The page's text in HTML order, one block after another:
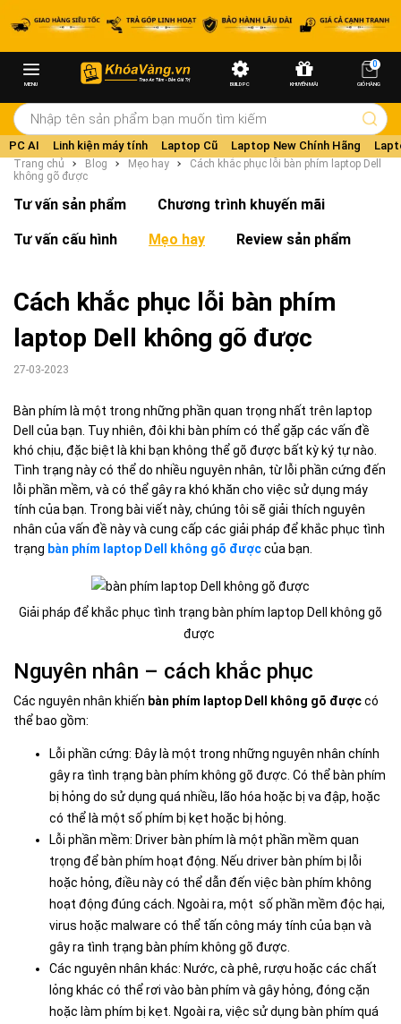
MENU BUILD PC KHUYẾN MÃI
0
GIỎ HÀNG
PC AI Linh kiện máy tính Laptop Cũ Laptop New Chính Hãng
Trang chủ Blog Mẹo hay
Cách khắc phục lỗi bàn phím laptop Dell
không gõ được
Tư vấn sản phẩm Chương trình khuyến mãi
Tư vấn cấu hình Mẹo hay Review sản phẩm
Cách khắc phục lỗi bàn phím
laptop Dell không gõ được
27-03-2023
Bàn phím là một trong những phần quan trọng nhất trên laptop
Dell của bạn. Tuy nhiên, đôi khi bàn phím có thể gặp các vấn đề
khó chịu, đặc biệt là khi bạn không thể gõ được bất kỳ ký tự nào.
Tình trạng này có thể do nhiều nguyên nhân, từ lỗi phần cứng đến
lỗi phần mềm, và có thể gây ra khó khăn cho việc sử dụng máy
tính của bạn. Trong bài viết này, chúng tôi sẽ giải thích nguyên
nhân của vấn đề này và cung cấp các giải pháp để khắc phục tình
trạng bàn phím laptop Dell không gõ đượccủa bạn.
Giải pháp để khắc phục tình trạng bàn phím laptop Dell không gõ
được​​
Nguyên nhân – cách khắc phục
Các nguyên nhân khiến bàn phím laptop Dell không gõ đượccó
thể bao gồm:
Lỗi phần cứng: Đây là một trong những nguyên nhân chính
gây ra tình trạng bàn phím không gõ được. Có thể bàn phím
bị hỏng do sử dụng quá nhiều, lão hóa hoặc bị va đập, hoặc
có thể là một số phím bị kẹt hoặc bị hỏng.
Lỗi phần mềm: Driver bàn phím là một phần mềm quan
trọng để bàn phím hoạt động. Nếu driver bàn phím bị lỗi
hoặc hỏng, điều này có thể dẫn đến việc bàn phím không
hoạt động đúng cách. Ngoài ra, một số phần mềm độc hại,
virus hoặc malware có thể tấn công máy tính của bạn và
gây ra tình trạng bàn phím không gõ được.
Các nguyên nhân khác: Nước, cà phê, rượu hoặc các chất
lỏng khác có thể rơi vào bàn phím và gây hỏng, đóng cặn
hoặc làm phím bị kẹt. Ngoài ra, việc sử dụng bàn phím quá